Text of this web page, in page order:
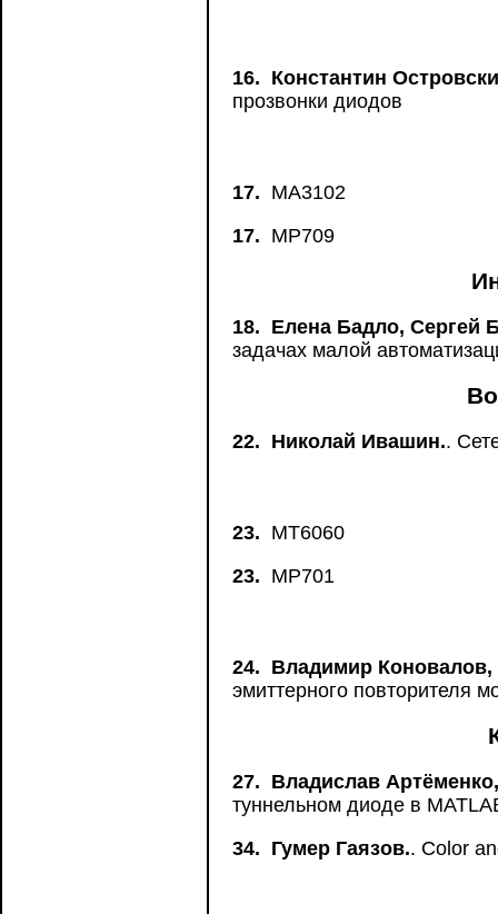
16. Константин
прозвонки диодов
17. MA3102
17. MP709
18. Елена Бадло, Сергей
задачах малой
22. Николай Ивашин..
23. MT6060
23. MP701
24. Владимир Коновалов,
эмиттерного повторителя
27. Владислав Артёменко,
туннельном диоде в
34. Гумер Гаязов.. Color